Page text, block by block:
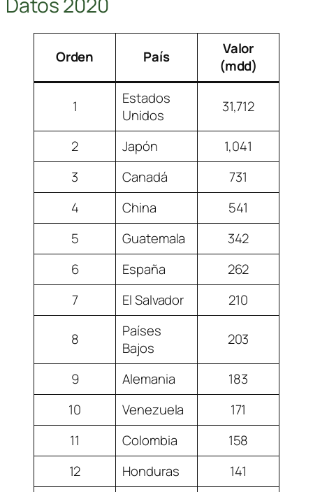
Datos 2020
Orden País
Valor
(mdd)
1
Estados
Unidos
31,712
2 Japón
1,041
3
Canadá
731
4
China
541
5
Guatemala
342
6
España
262
7
El Salvador 210
8
Países
Bajos
203
9 Alemania
183
10
Venezuela
171
11
Colombia
158
12
Honduras 141